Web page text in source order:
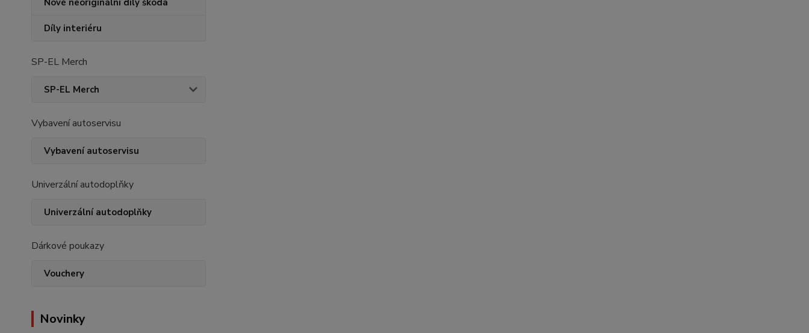
Nové neoriginální díly škoda
Díly interiéru
SP-EL Merch
SP-EL Merch
Vybavení autoservisu
Vybavení autoservisu
Univerzální autodoplňky
Univerzální autodoplňky
Dárkové poukazy
Vouchery
Novinky